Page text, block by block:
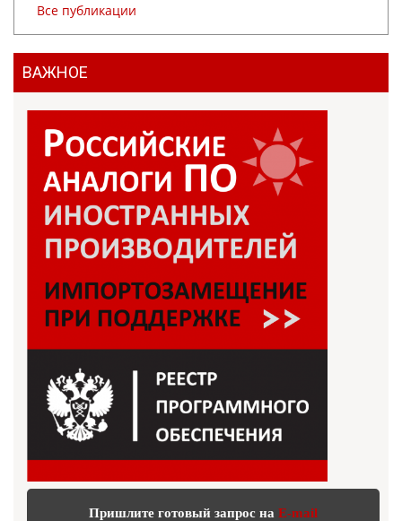
Все публикации
ВАЖНОЕ
Пришлите готовый запрос на E-mail